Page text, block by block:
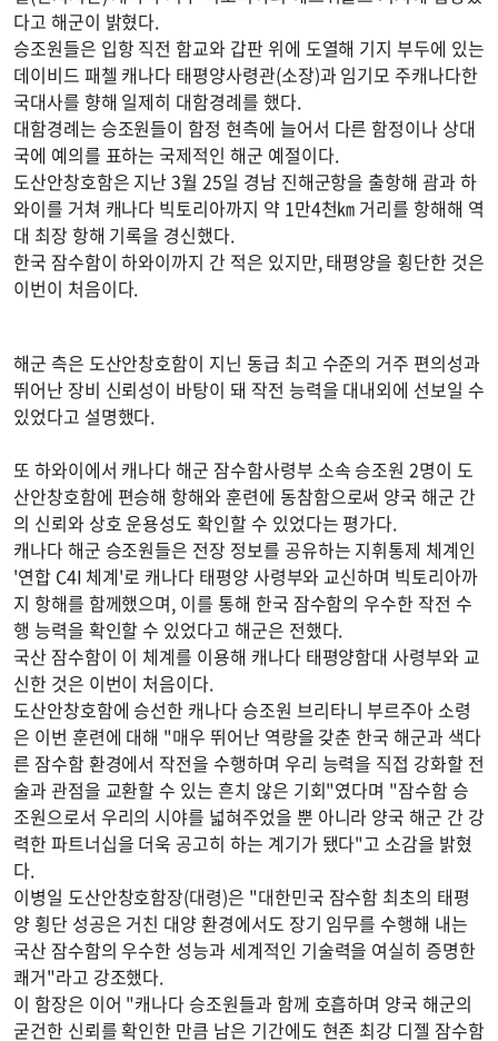
다고 해군이 밝혔다.
승조원들은 입항 직전 함교와 갑판 위에 도열해 기지 부두에 있는
데이비드 패첼 캐나다 태평양사령관(소장)과 임기모 주캐나다한
국대사를 향해 일제히 대함경례를 했다.
대함경례는 승조원들이 함정 현측에 늘어서 다른 함정이나 상대
국에 예의를 표하는 국제적인 해군 예절이다.
도산안창호함은 지난 3월 25일 경남 진해군항을 출항해 괌과 하
와이를 거쳐 캐나다 빅토리아까지 약 1만4천㎞ 거리를 항해해 역
대 최장 항해 기록을 경신했다.
한국 잠수함이 하와이까지 간 적은 있지만, 태평양을 횡단한 것은
이번이 처음이다.
해군 측은 도산안창호함이 지닌 동급 최고 수준의 거주 편의성과
뛰어난 장비 신뢰성이 바탕이 돼 작전 능력을 대내외에 선보일 수
있었다고 설명했다.
또 하와이에서 캐나다 해군 잠수함사령부 소속 승조원 2명이 도
산안창호함에 편승해 항해와 훈련에 동참함으로써 양국 해군 간
의 신뢰와 상호 운용성도 확인할 수 있었다는 평가다.
캐나다 해군 승조원들은 전장 정보를 공유하는 지휘통제 체계인
'연합 C4I 체계'로 캐나다 태평양 사령부와 교신하며 빅토리아까
지 항해를 함께했으며, 이를 통해 한국 잠수함의 우수한 작전 수
행 능력을 확인할 수 있었다고 해군은 전했다.
국산 잠수함이 이 체계를 이용해 캐나다 태평양함대 사령부와 교
신한 것은 이번이 처음이다.
도산안창호함에 승선한 캐나다 승조원 브리타니 부르주아 소령
은 이번 훈련에 대해 "매우 뛰어난 역량을 갖춘 한국 해군과 색다
른 잠수함 환경에서 작전을 수행하며 우리 능력을 직접 강화할 전
술과 관점을 교환할 수 있는 흔치 않은 기회"였다며 "잠수함 승
조원으로서 우리의 시야를 넓혀주었을 뿐 아니라 양국 해군 간 강
력한 파트너십을 더욱 공고히 하는 계기가 됐다"고 소감을 밝혔
다.
이병일 도산안창호함장(대령)은 "대한민국 잠수함 최초의 태평
양 횡단 성공은 거친 대양 환경에서도 장기 임무를 수행해 내는
국산 잠수함의 우수한 성능과 세계적인 기술력을 여실히 증명한
쾌거"라고 강조했다.
이 함장은 이어 "캐나다 승조원들과 함께 호흡하며 양국 해군의
굳건한 신뢰를 확인한 만큼 남은 기간에도 현존 최강 디젤 잠수함